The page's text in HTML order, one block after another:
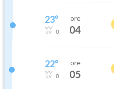
23°
0
ore
04
22°
0
ore
05